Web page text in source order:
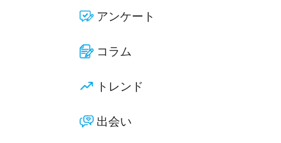
アンケート
コラム
トレンド
出会い